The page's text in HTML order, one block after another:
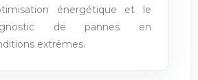
énergétique et le
de pannes en
extrêmes.